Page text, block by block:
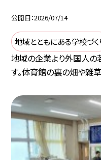
公開日 2026/07/14
地域とともにある学校づく
地域の企業より外国人の
す。体育館の裏の畑や雑